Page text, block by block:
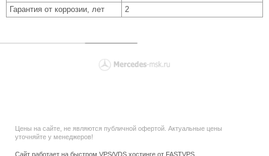
Гарантия от коррозии, лет
2
Цены на сайте, не являются публичной офертой. Актуальные цены
уточняйте у менеджеров!
Сайт работает на быстром VPS/VDS хостинге от FASTVPS